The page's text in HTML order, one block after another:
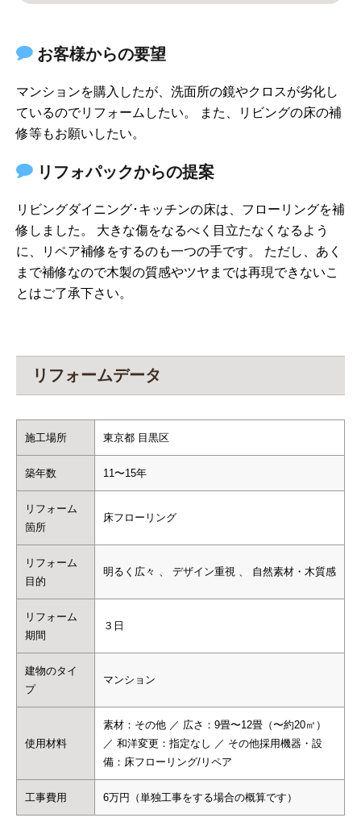
お客様からの要望
マンションを購入したが、洗面所の鏡やクロスが劣化し
ているのでリフォームしたい。 また、リビングの床の補
修等もお願いしたい。
リフォパックからの提案
リビングダイニング･キッチンの床は、フローリングを補
修しました。 大きな傷をなるべく目立たなくなるよう
に、リペア補修をするのも一つの手です。 ただし、あく
まで補修なので木製の質感やツヤまでは再現できないこ
とはご了承下さい。
リフォームデータ
施工場所 東京都 目黒区
築年数 11〜15年
リフォーム
箇所
床フローリング
リフォーム
目的
明るく広々 、 デザイン重視 、 自然素材・木質感
リフォーム
期間
３日
建物のタイ
プ
マンション
使用材料
素材：その他 ／ 広さ：9畳〜12畳（〜約20㎡）
／ 和洋変更：指定なし ／ その他採用機器・設
備：床フローリング/リペア
工事費用 6万円（単独工事をする場合の概算です）